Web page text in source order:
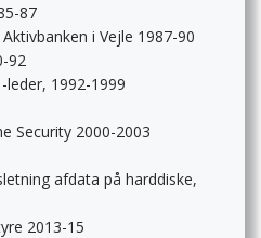
87
i Vejle 1987-90
92
leder, 1992-1999
Security 2000-2003
afdata på harddiske,
2013-15